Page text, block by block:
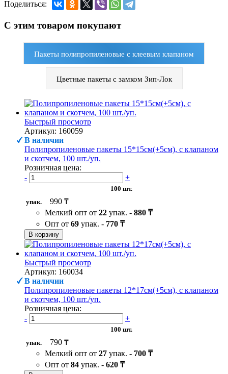
Поделиться:
С этим товаром покупают
Пакеты полипропиленовые с клеевым клапаном
Цветные пакеты c замком Зип-Лок
Быстрый просмотр
Артикул: 160059
В наличии
Полипропиленовые пакеты 15*15см(+5см), с клапаном
и скотчем, 100 шт./уп.
Розничная цена:
-
+
100 шт.
упак.
990 ₸
Мелкий опт от 22 упак. - 880 ₸
Опт от 69 упак. - 770 ₸
В корзину
Быстрый просмотр
Артикул: 160034
В наличии
Полипропиленовые пакеты 12*17см(+5см), с клапаном
и скотчем, 100 шт./уп.
Розничная цена:
-
+
100 шт.
упак.
790 ₸
Мелкий опт от 27 упак. - 700 ₸
Опт от 84 упак. - 620 ₸